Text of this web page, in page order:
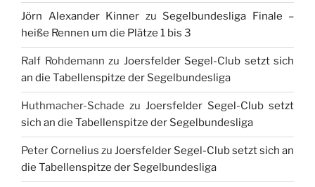
Jörn Alexander Kinner zu Segelbundesliga Finale –
heiße Rennen um die Plätze 1 bis 3
Ralf Rohdemann zu Joersfelder Segel-Club setzt sich
an die Tabellenspitze der Segelbundesliga
Huthmacher-Schade zu Joersfelder Segel-Club setzt
sich an die Tabellenspitze der Segelbundesliga
Peter Cornelius zu Joersfelder Segel-Club setzt sich an
die Tabellenspitze der Segelbundesliga